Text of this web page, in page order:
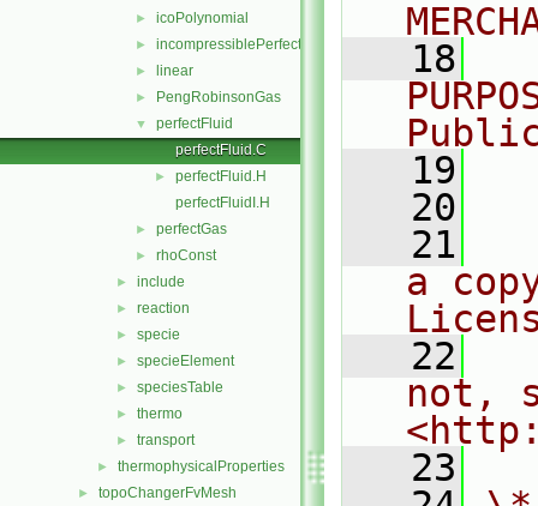
► icoPolynomial
► incompressiblePerfectGas
► linear
► PengRobinsonGas
▼
perfectFluid
perfectFluid.C
►
perfectFluid.H
perfectFluidI.H
► perfectGas
► rhoConst
► include
► reaction
► specie
► specieElement
► speciesTable
► thermo
► transport
► thermophysicalProperties
► topoChangerFvMesh
   18
   19
   20
   21
a
   22
not,
   23